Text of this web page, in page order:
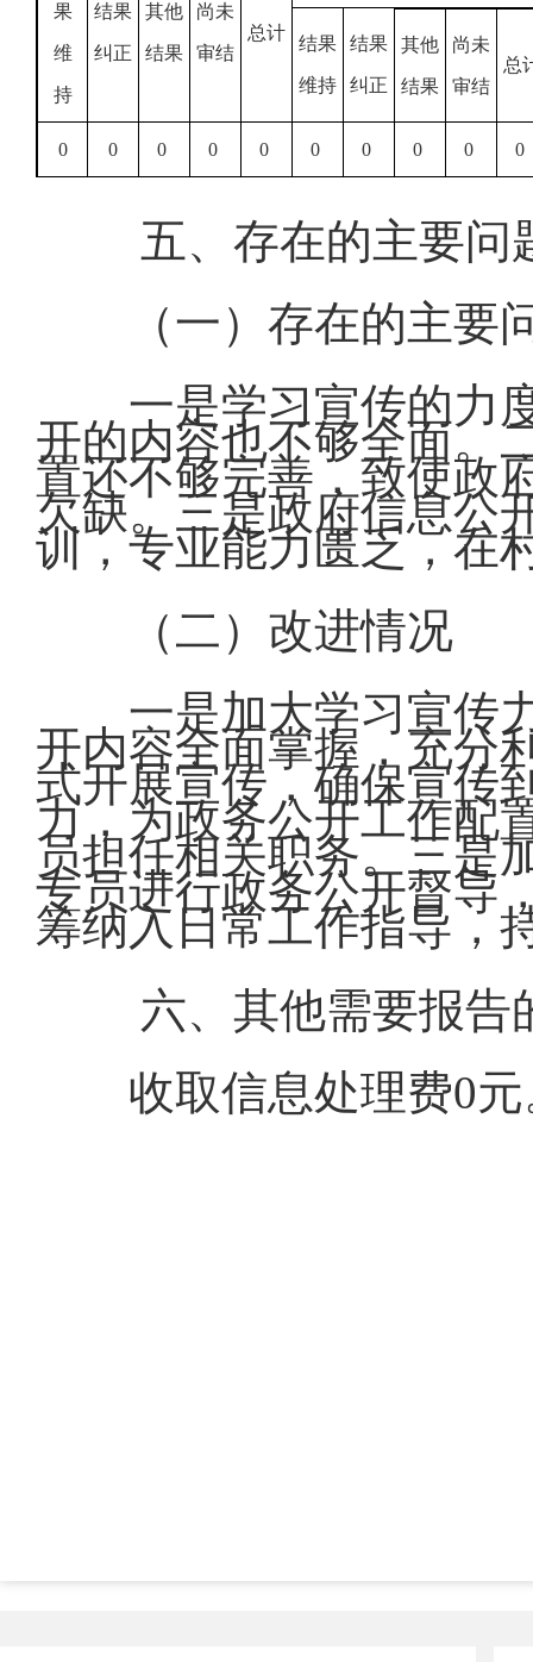
果
维
持
结果
纠正
其他
结果
尚未
审结
总计
结果
维持
结果
纠正
其他
结果
尚未
审结
总
0 0 0 0 0 0 0 0 0 0
五、存在的主要问
（一）存在的主要
一是学习宣传的力
开的内容也不够全面。
置还不够完善，致使政
欠缺。三是政府信息公
训，专业能力匮乏，在
（二）改进情况
一是加大学习宣传
开内容全面掌握，充分
式开展宣传，确保宣传
力，为政务公开工作配
员担任相关职务。三是
专员进行政务公开督导
筹纳入日常工作指导，
六、其他需要报告
收取信息处理费0